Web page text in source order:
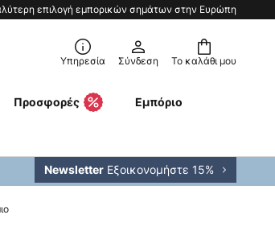
επιλογή εμπορικών σημάτων στην Ευρώπη
Το καλάθι μου
Υπηρεσία Σύνδεση
Προσφορές Εμπόριο
Newsletter Εξοικονομήστε 15%